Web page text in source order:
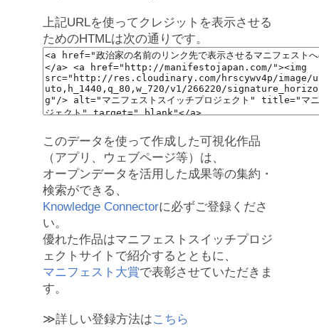
上記URLを使ってクレジットを表示させる
ためのHTMLは次の通りです。
このデータを使って作成した可視化作品
（アプリ、ウェブページ等）は、
オープンデータを活用した成果等の集約・
検索ができる、
Knowledge Connectorに必ずご登録くださ
い。
優れた作品はマニフェストスイッチプロジ
ェクトサイトで紹介するとともに、
マニフェスト大賞で表彰させていただきま
す。
≫詳しい登録方法はこちら